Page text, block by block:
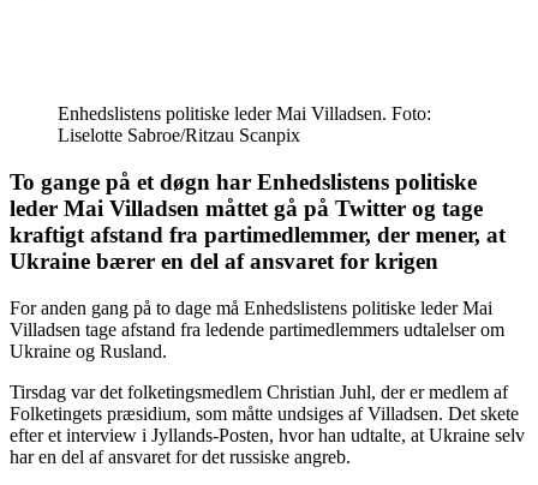
Enhedslistens politiske leder Mai Villadsen. Foto:
Liselotte Sabroe/Ritzau Scanpix
To gange på et døgn har Enhedslistens politiske
leder Mai Villadsen måttet gå på Twitter og tage
kraftigt afstand fra partimedlemmer, der mener, at
Ukraine bærer en del af ansvaret for krigen
For anden gang på to dage må Enhedslistens politiske leder Mai
Villadsen tage afstand fra ledende partimedlemmers udtalelser om
Ukraine og Rusland.
Tirsdag var det folketingsmedlem Christian Juhl, der er medlem af
Folketingets præsidium, som måtte undsiges af Villadsen. Det skete
efter et interview i Jyllands-Posten, hvor han udtalte, at Ukraine selv
har en del af ansvaret for det russiske angreb.